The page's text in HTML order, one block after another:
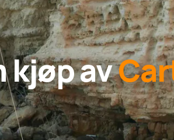
kjøp av